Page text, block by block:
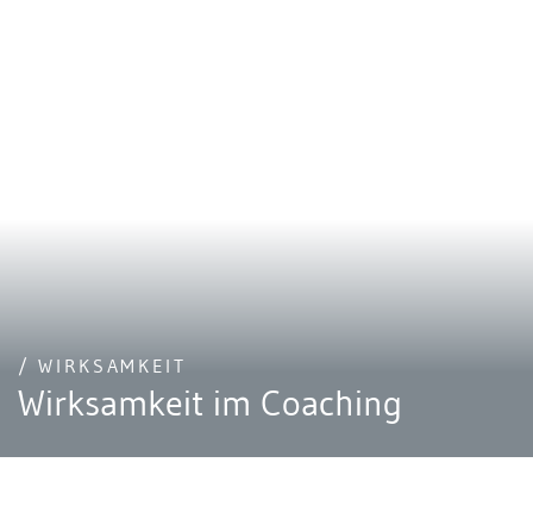
/ WIRKSAMKEIT
Wirksamkeit im Coaching